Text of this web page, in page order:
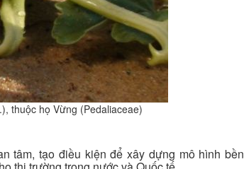
thuộc họ Vừng (Pedaliaceae)
tâm, tạo điều kiện để xây dựng mô hình bền